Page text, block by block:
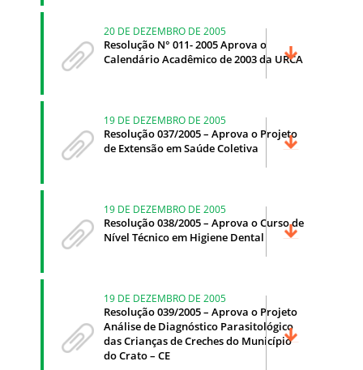
20 DE DEZEMBRO DE 2005
Resolução N° 011- 2005 Aprova o
Calendário Acadêmico de 2003 da URCA
19 DE DEZEMBRO DE 2005
Resolução 037/2005 – Aprova o Projeto
de Extensão em Saúde Coletiva
19 DE DEZEMBRO DE 2005
Resolução 038/2005 – Aprova o Curso de
Nível Técnico em Higiene Dental
19 DE DEZEMBRO DE 2005
Resolução 039/2005 – Aprova o Projeto
Análise de Diagnóstico Parasitológico
das Crianças de Creches do Município
do Crato – CE